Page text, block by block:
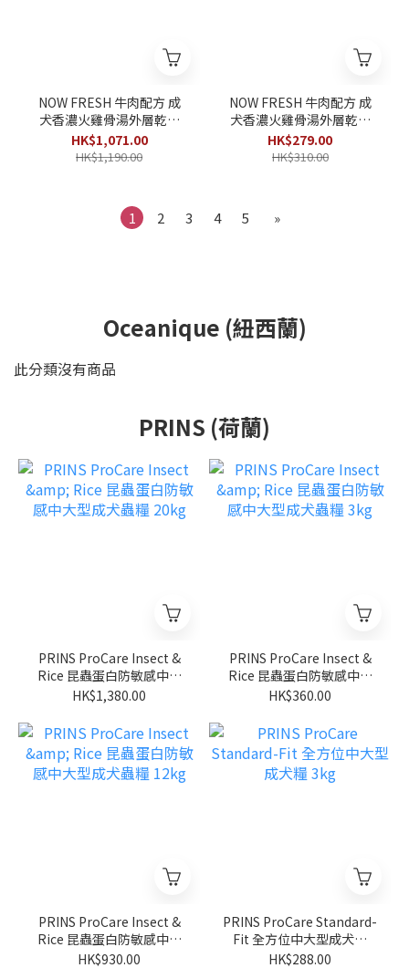
NOW FRESH 牛肉配方 成
犬香濃火雞骨湯外層乾糧
22lb
HK$1,071.00
HK$1,190.00
NOW FRESH 牛肉配方 成
犬香濃火雞骨湯外層乾糧
3.5lb
HK$279.00
HK$310.00
1 2 3 4 5 »
Oceanique (紐西蘭)
此分類沒有商品
PRINS (荷蘭)
PRINS ProCare Insect &
Rice 昆蟲蛋白防敏感中大
型成犬蟲糧 20kg
HK$1,380.00
PRINS ProCare Insect &
Rice 昆蟲蛋白防敏感中大
型成犬蟲糧 3kg
HK$360.00
PRINS ProCare Insect &
Rice 昆蟲蛋白防敏感中大
型成犬蟲糧 12kg
HK$930.00
PRINS ProCare Standard-
Fit 全方位中大型成犬糧
3kg
HK$288.00